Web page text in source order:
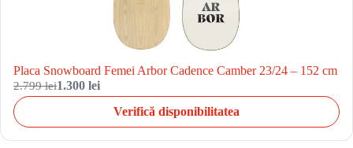
Placa Snowboard Femei Arbor Cadence Camber 23/24 – 152 cm
2.799 lei1.300 lei
Verifică disponibilitatea